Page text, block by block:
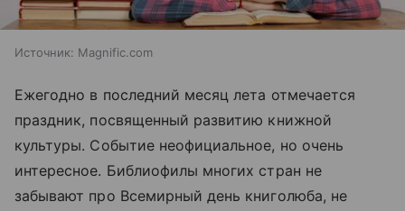
Источник: Magnific.com
Ежегодно в последний месяц лета отмечается
праздник, посвященный развитию книжной
культуры. Событие неофициальное, но очень
интересное. Библиофилы многих стран не
забывают про Всемирный день книголюба, не